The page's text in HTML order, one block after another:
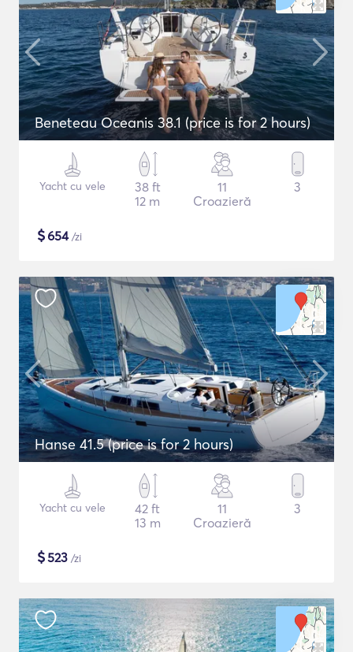
Beneteau Oceanis 38.1 (price is for 2 hours)
Yacht cu vele
38 ft
12 m
11
Croazieră
3
$654/zi
Hanse 41.5 (price is for 2 hours)
Yacht cu vele
42 ft
13 m
11
Croazieră
3
$523 /zi